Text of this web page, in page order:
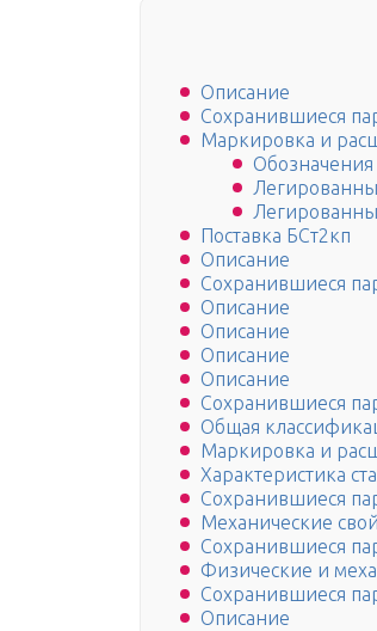
Описание
Сохранившиеся
Маркировка и
Поставка БСт2кп
Описание
Сохранившиеся
Описание
Описание
Описание
Описание
Сохранившиеся
Общая
Маркировка и
Характеристика
Сохранившиеся
Механические
Сохранившиеся
Физические и
Сохранившиеся
Описание